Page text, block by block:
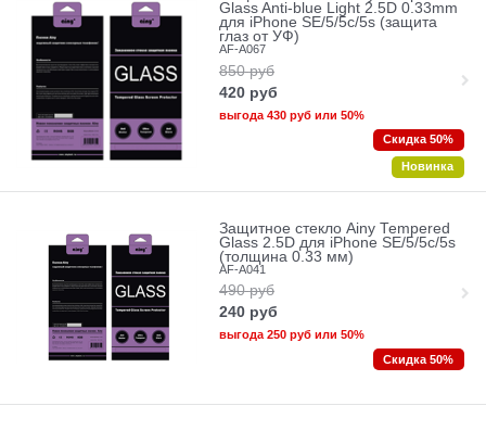
Glass Anti-blue Light 2.5D 0.33mm
для iPhone SE/5/5c/5s (защита
глаз от УФ)
AF-A067
850 руб
420 руб
выгода 430 рубили 50%
Скидка 50%
Новинка
Защитное стекло Ainy Tempered
Glass 2.5D для iPhone SE/5/5c/5s
(толщина 0.33 мм)
AF-A041
490 руб
240 руб
выгода 250 рубили 50%
Скидка 50%